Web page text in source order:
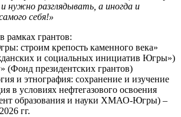
разглядывать, а иногда и
себя!»
рамках грантов:
строим крепость каменного века»
и социальных инициатив Югры»)
(Фонд президентских грантов)
и этнография: сохранение и изучение
в условиях нефтегазового освоения
образования и науки ХМАО-Югры) –
гг.